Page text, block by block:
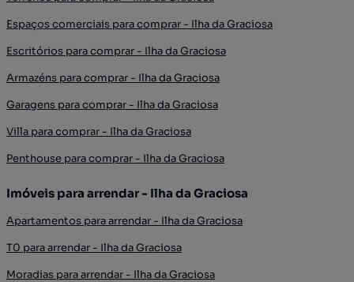
Espaços comerciais para comprar - Ilha da Graciosa
Escritórios para comprar - Ilha da Graciosa
Armazéns para comprar - Ilha da Graciosa
Garagens para comprar - Ilha da Graciosa
Villa para comprar - Ilha da Graciosa
Penthouse para comprar - Ilha da Graciosa
Imóveis para arrendar - Ilha da Graciosa
Apartamentos para arrendar - Ilha da Graciosa
T0 para arrendar - Ilha da Graciosa
Moradias para arrendar - Ilha da Graciosa